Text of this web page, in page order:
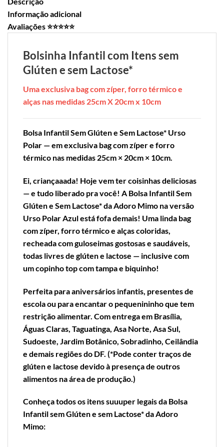
Informação adicional
Avaliações ⭐⭐⭐⭐⭐
Bolsinha Infantil com Itens sem
Glúten e sem Lactose*
Uma exclusiva bag com zíper, forro térmico e
alças nas medidas 25cm X 20cm x 10cm
Bolsa Infantil Sem Glúten e Sem Lactose* Urso
Polar — em exclusiva bag com zíper e forro
térmico nas medidas 25cm × 20cm × 10cm.
Ei, criançaaada! Hoje vem ter coisinhas deliciosas
— e tudo liberado pra você! A Bolsa Infantil Sem
Glúten e Sem Lactose* da Adoro Mimo na versão
Urso Polar Azul está fofa demais! Uma linda bag
com zíper, forro térmico e alças coloridas,
recheada com guloseimas gostosas e saudáveis,
todas livres de glúten e lactose — inclusive com
um copinho top com tampa e biquinho!
Perfeita para aniversários infantis, presentes de
escola ou para encantar o pequenininho que tem
restrição alimentar. Com entrega em Brasília,
Águas Claras, Taguatinga, Asa Norte, Asa Sul,
Sudoeste, Jardim Botânico, Sobradinho, Ceilândia
e demais regiões do DF. (*Pode conter traços de
glúten e lactose devido à presença de outros
alimentos na área de produção.)
Conheça todos os itens suuuper legais da Bolsa
Infantil sem Glúten e sem Lactose*da Adoro
Mimo: